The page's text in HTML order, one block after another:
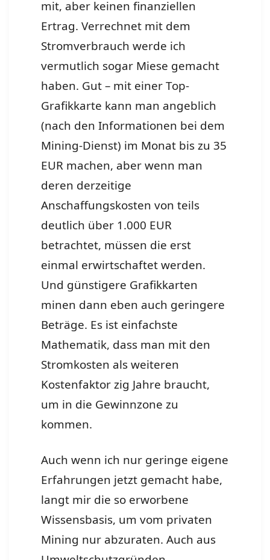
mit, aber keinen finanziellen
Ertrag. Verrechnet mit dem
Stromverbrauch werde ich
vermutlich sogar Miese gemacht
haben. Gut – mit einer Top-
Grafikkarte kann man angeblich
(nach den Informationen bei dem
Mining-Dienst) im Monat bis zu 35
EUR machen, aber wenn man
deren derzeitige
Anschaffungskosten von teils
deutlich über 1.000 EUR
betrachtet, müssen die erst
einmal erwirtschaftet werden.
Und günstigere Grafikkarten
minen dann eben auch geringere
Beträge. Es ist einfachste
Mathematik, dass man mit den
Stromkosten als weiteren
Kostenfaktor zig Jahre braucht,
um in die Gewinnzone zu
kommen.
Auch wenn ich nur geringe eigene
Erfahrungen jetzt gemacht habe,
langt mir die so erworbene
Wissensbasis, um vom privaten
Mining nur abzuraten. Auch aus